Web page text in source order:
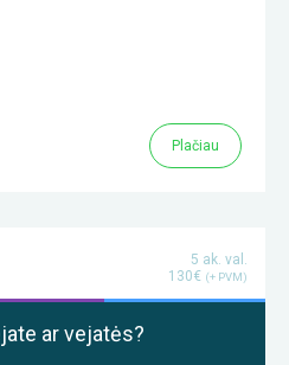
Plačiau
5 ak. val.
130€ (+ PVM)
ar vejatės?